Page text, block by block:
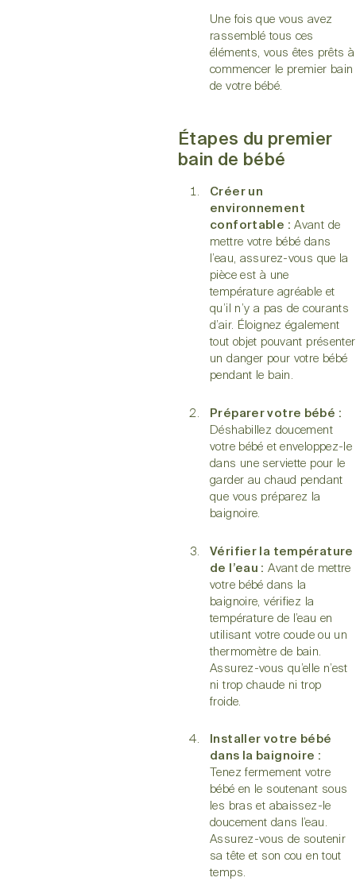
Une fois que vous avez
rassemblé tous ces
éléments, vous êtes prêts à
commencer le premier bain
de votre bébé.
Étapes du premier
bain de bébé
Créer un
environnement
confortable : Avant de
mettre votre bébé dans
l’eau, assurez-vous que la
pièce est à une
température agréable et
qu’il n’y a pas de courants
d’air. Éloignez également
tout objet pouvant présenter
un danger pour votre bébé
pendant le bain.
Préparer votre bébé :
Déshabillez doucement
votre bébé et enveloppez-le
dans une serviette pour le
garder au chaud pendant
que vous préparez la
baignoire.
Vérifier la température
de l’eau : Avant de mettre
votre bébé dans la
baignoire, vérifiez la
température de l’eau en
utilisant votre coude ou un
thermomètre de bain.
Assurez-vous qu’elle n’est
ni trop chaude ni trop
froide.
Installer votre bébé
dans la baignoire :
Tenez fermement votre
bébé en le soutenant sous
les bras et abaissez-le
doucement dans l’eau.
Assurez-vous de soutenir
sa tête et son cou en tout
temps.